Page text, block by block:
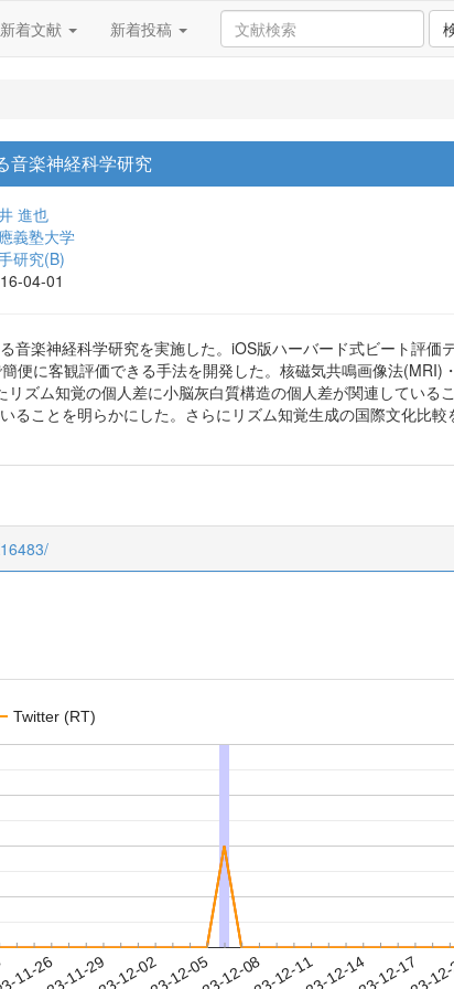
新着文献 新着投稿
音楽神経科学研究
進也
義塾大学
研究(B)
04-01
音楽神経科学研究を実施した。iOS版ハーバード式ビート評
便に客観評価できる手法を開発した。核磁気共鳴画像法
ズム知覚の個人差に小脳灰白質構造の個人差が関連している
ることを明らかにした。さらにリズム知覚生成の国際文化比
Twitter (RT)